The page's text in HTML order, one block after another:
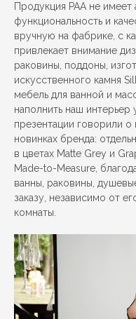
Продукция PAA не имеет
функциональность и
вручную на фабрике, с
привлекает внимание
раковины, поддоны,
искусственного камня
мебель для ванной и
наполнить наш
презентации говорили
новинках бренда:
в цветах Matte Grey и
Made-to-Measure,
ванны, раковины,
заказу, независимо от
комнаты.